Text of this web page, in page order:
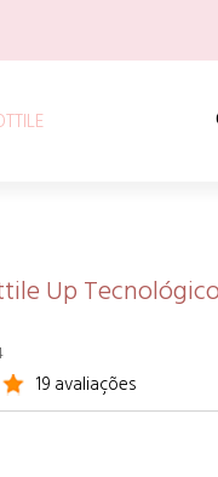
Up
19 avaliações